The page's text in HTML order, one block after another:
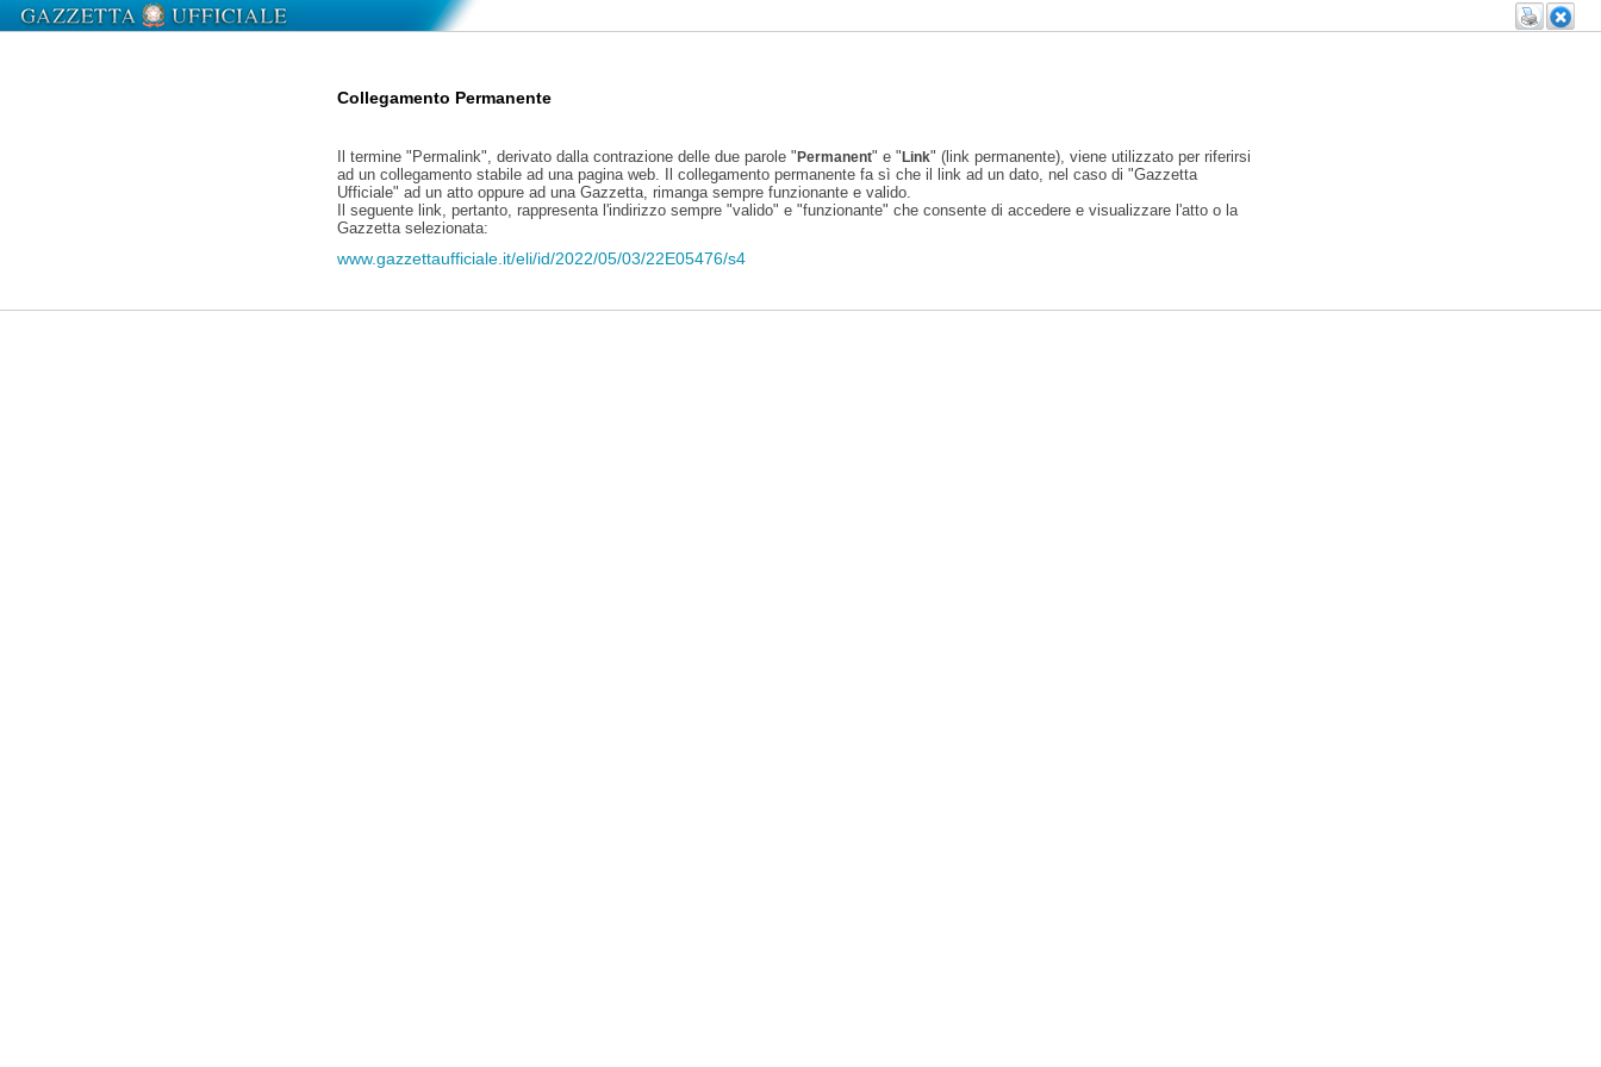
Collegamento Permanente
Il termine "Permalink", derivato dalla contrazione delle due parole "Permanent" e "Link" (link permanente), viene utilizzato per riferirsi
ad un collegamento stabile ad una pagina web. Il collegamento permanente fa sì che il link ad un dato, nel caso di "Gazzetta
Ufficiale" ad un atto oppure ad una Gazzetta, rimanga sempre funzionante e valido.
Il seguente link, pertanto, rappresenta l'indirizzo sempre "valido" e "funzionante" che consente di accedere e visualizzare l'atto o la
Gazzetta selezionata:
www.gazzettaufficiale.it/eli/id/2022/05/03/22E05476/s4